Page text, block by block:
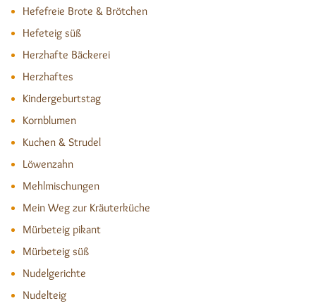
Hefefreie Brote & Brötchen
Hefeteig süß
Herzhafte Bäckerei
Herzhaftes
Kindergeburtstag
Kornblumen
Kuchen & Strudel
Löwenzahn
Mehlmischungen
Mein Weg zur Kräuterküche
Mürbeteig pikant
Mürbeteig süß
Nudelgerichte
Nudelteig